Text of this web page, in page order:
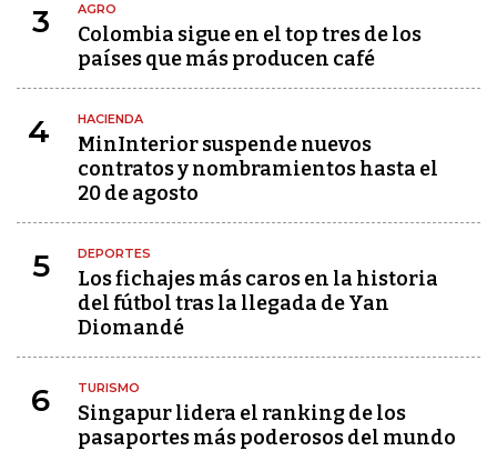
3 AGRO
Colombia sigue en el top tres de los
países que más producen café
4 HACIENDA
MinInterior suspende nuevos
contratos y nombramientos hasta el
20 de agosto
5 DEPORTES
Los fichajes más caros en la historia
del fútbol tras la llegada de Yan
Diomandé
6 TURISMO
Singapur lidera el ranking de los
pasaportes más poderosos del mundo